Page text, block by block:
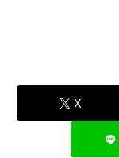
X